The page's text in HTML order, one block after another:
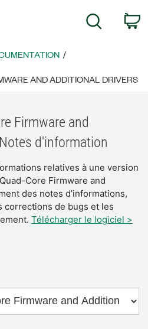
AND ADDITIONAL DRIVERS
Firmware and
d'information
relatives à une version
Core Firmware and
des notes d’informations,
corrections de bugs et les
Télécharger le logiciel >